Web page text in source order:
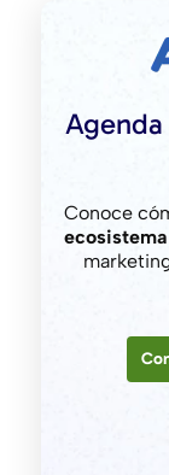
Agenda
Conoce